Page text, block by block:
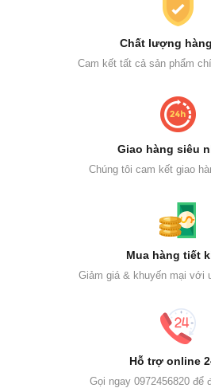
Chất lượng
Cam kết tất cả sản phẩm
Giao hàng siêu
Chúng tôi cam kết giao
Mua hàng tiết
Giảm giá & khuyến mại với
Hỗ trợ online
Gọi ngay 0972456820